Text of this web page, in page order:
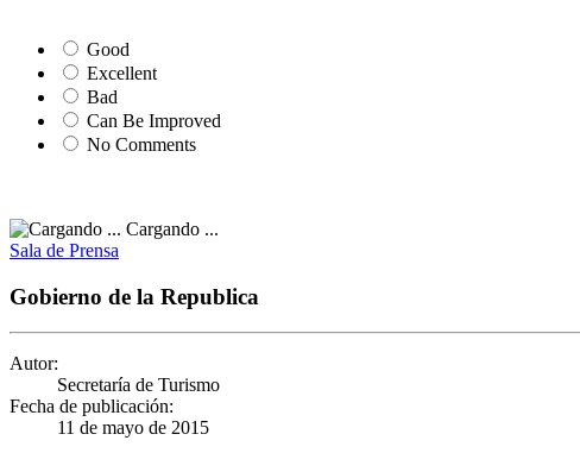
Good
Excellent
Bad
Can Be Improved
No Comments
Cargando ...
Sala de Prensa
Gobierno de la Republica
Autor:
Secretaría de Turismo
Fecha de publicación:
11 de mayo de 2015